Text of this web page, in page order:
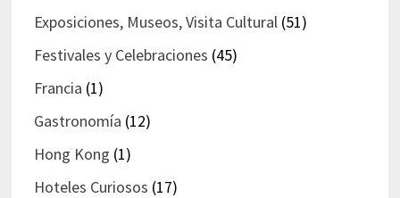
Exposiciones, Museos, Visita Cultural(51)
Festivales y Celebraciones (45)
Francia (1)
Gastronomía (12)
Hong Kong (1)
Hoteles Curiosos (17)